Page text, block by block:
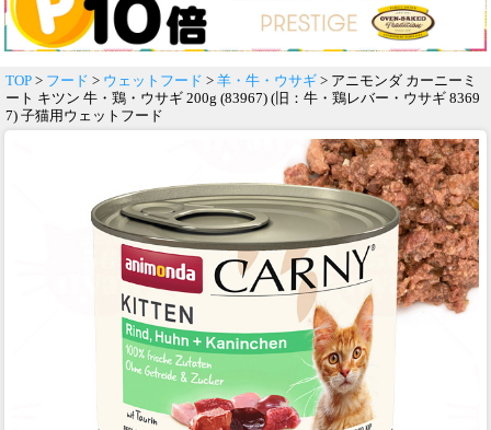
TOP > フード > ウェットフード > 羊・牛・ウサギ > アニモンダ カーニーミ
ート キツン 牛・鶏・ウサギ 200g (83967) (旧：牛・鶏レバー・ウサギ 8369
7) 子猫用ウェットフード